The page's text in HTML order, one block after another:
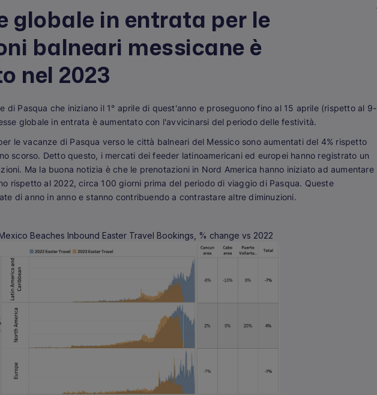
globale in entrata per le
balneari messicane è
nel 2023
di Pasqua che iniziano il 1° aprile di quest'anno e proseguono fino al 15 aprile (rispetto al 9-
globale in entrata è aumentato con l'avvicinarsi del periodo delle festività.
le vacanze di Pasqua verso le città balneari del Messico sono aumentati del 4% rispetto
scorso. Detto questo, i mercati dei feeder latinoamericani ed europei hanno registrato un
Ma la buona notizia è che le prenotazioni in Nord America hanno iniziato ad aumentare
rispetto al 2022, circa 100 giorni prima del periodo di viaggio di Pasqua. Queste
di anno in anno e stanno contribuendo a contrastare altre diminuzioni.
Beaches Inbound Easter Travel Bookings, % change vs 2022